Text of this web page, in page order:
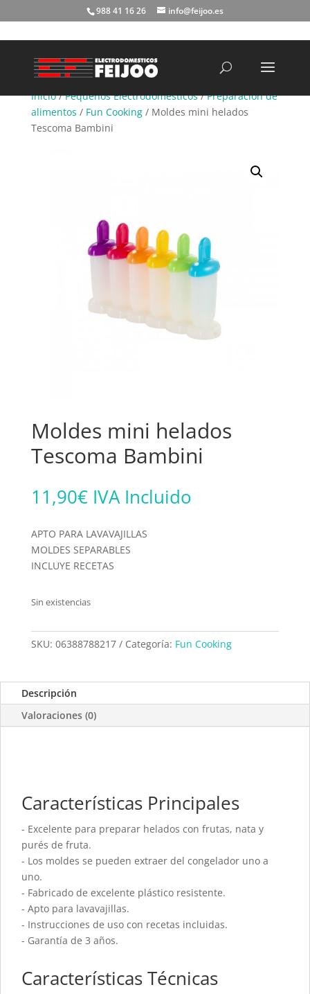
988 41 16 26 info@feijoo.es
Inicio/Pequeños Electrodomésticos/Preparación de
alimentos / Fun Cooking/ Moldes mini helados
Tescoma Bambini
Moldes mini helados
Tescoma Bambini
11,90€ IVA Incluido
APTO PARA LAVAVAJILLAS
MOLDES SEPARABLES
INCLUYE RECETAS
Sin existencias
SKU: 06388788217 Categoría: Fun Cooking
Descripción
Valoraciones (0)
Características Principales
- Excelente para preparar helados con frutas, nata y
purés de fruta.
- Los moldes se pueden extraer del congelador uno a
uno.
- Fabricado de excelente plástico resistente.
- Apto para lavavajillas.
- Instrucciones de uso con recetas incluidas.
- Garantía de 3 años.
Características Técnicas